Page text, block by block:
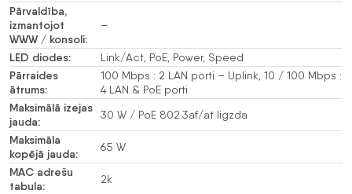
Pārvaldība,
izmantojot
WWW / konsoli:
–
LED diodes: Link/Act, PoE, Power, Speed
Pārraides
ātrums:
100 Mbps : 2 LAN porti – Uplink, 10 / 100 Mbps :
4 LAN & PoE porti
Maksimālā izejas
jauda:
30 W / PoE 802.3af/at ligzda
Maksimāla
kopējā jauda:
65 W
MAC adrešu
tabula:
2k